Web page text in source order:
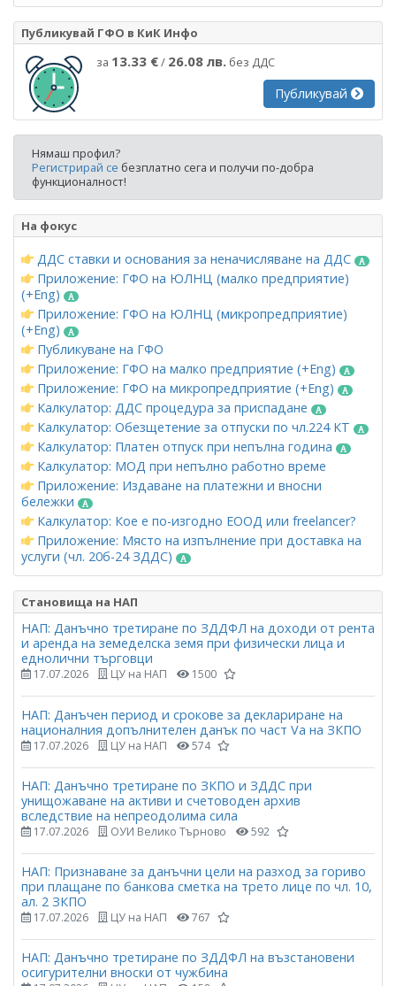
Публикувай ГФО в КиК Инфо
за 13.33 €/ 26.08 лв. без ДДС
Публикувай
Нямаш профил?
Регистрирай се безплатно сега и получи по-добра
функционалност!
На фокус
ДДС ставки и основания за неначисляване на ДДС
Приложение: ГФО на ЮЛНЦ (малко предприятие)
(+Eng)
Приложение: ГФО на ЮЛНЦ (микропредприятие)
(+Eng)
Публикуване на ГФО
Приложение: ГФО на малко предприятие (+Eng)
Приложение: ГФО на микропредприятие (+Eng)
Калкулатор: ДДС процедура за приспадане
Калкулатор: Обезщетение за отпуски по чл.224 КТ
Калкулатор: Платен отпуск при непълна година
Калкулатор: МОД при непълно работно време
Приложение: Издаване на платежни и вносни
бележки
Калкулатор: Кое е по-изгодно ЕООД или freelancer?
Приложение: Място на изпълнение при доставка на
услуги (чл. 20б-24 ЗДДС)
Становища на НАП
НАП: Данъчно третиране по ЗДДФЛ на доходи от рента
и аренда на земеделска земя при физически лица и
еднолични търговци
17.07.2026 ЦУ на НАП 1500
НАП: Данъчен период и срокове за деклариране на
националния допълнителен данък по част Vа на ЗКПО
17.07.2026 ЦУ на НАП 574
НАП: Данъчно третиране по ЗКПО и ЗДДС при
унищожаване на активи и счетоводен архив
вследствие на непреодолима сила
17.07.2026 ОУИ Велико Търново 592
НАП: Признаване за данъчни цели на разход за гориво
при плащане по банкова сметка на трето лице по чл. 10,
ал. 2 ЗКПО
17.07.2026 ЦУ на НАП 767
НАП: Данъчно третиране по ЗДДФЛ на възстановени
осигурителни вноски от чужбина